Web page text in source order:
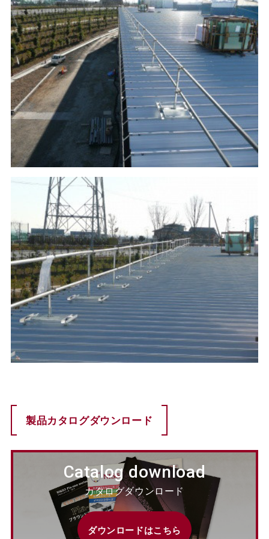
製品カタログダウンロード
Catalog download
カタログダウンロード
ダウンロードはこちら